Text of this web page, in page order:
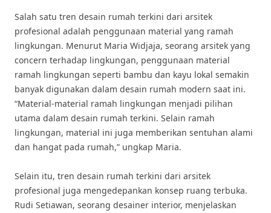
Salah satu tren desain rumah terkini dari arsitek
profesional adalah penggunaan material yang ramah
lingkungan. Menurut Maria Widjaja, seorang arsitek yang
concern terhadap lingkungan, penggunaan material
ramah lingkungan seperti bambu dan kayu lokal semakin
banyak digunakan dalam desain rumah modern saat ini.
“Material-material ramah lingkungan menjadi pilihan
utama dalam desain rumah terkini. Selain ramah
lingkungan, material ini juga memberikan sentuhan alami
dan hangat pada rumah,” ungkap Maria.
Selain itu, tren desain rumah terkini dari arsitek
profesional juga mengedepankan konsep ruang terbuka.
Rudi Setiawan, seorang desainer interior, menjelaskan